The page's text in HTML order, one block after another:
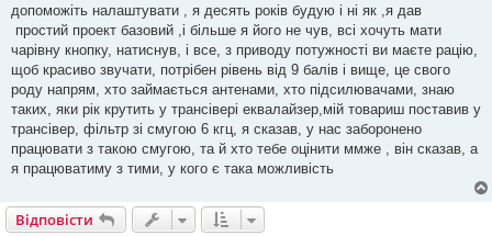
л
е
н
н
я
допоможіть налаштувати , я десять років будую і ні як ,я дав
простий проект базовий ,і більше я його не чув, всі хочуть мати
чарівну кнопку, натиснув, і все, з приводу потужності ви маєте рацію,
щоб красиво звучати, потрібен рівень від 9 балів і вище, це свого
роду напрям, хто займається антенами, хто підсилювачами, знаю
таких, яки рік крутить у трансівері еквалайзер,мій товариш поставив у
трансівер, фільтр зі смугою 6 кгц, я сказав, у нас заборонено
працювати з такою смугою, та й хто тебе оцінити ммже , він сказав, а
я працюватиму з тими, у кого є така можливість
Відповісти